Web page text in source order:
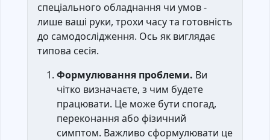
спеціального обладнання чи умов -
лише ваші руки, трохи часу та готовність
до самодослідження. Ось як виглядає
типова сесія.
Формулювання проблеми. Ви
чітко визначаєте, з чим будете
працювати. Це може бути спогад,
переконання або фізичний
симптом. Важливо сформулювати це